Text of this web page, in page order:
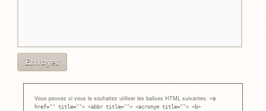
Vous pouvez si vous le souhaitez utiliser les balises HTML suivantes: <a
href="" title=""> <abbr title=""> <acronym title=""> <b>